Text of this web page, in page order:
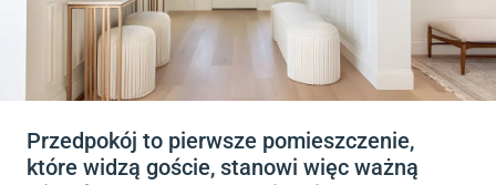
Przedpokój to pierwsze pomieszczenie,
które widzą goście, stanowi więc ważną